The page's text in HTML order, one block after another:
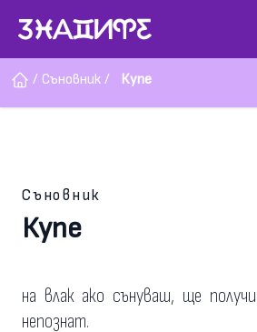
/ Съновник / Купе
Съновник
Купе
на влак ако сънуваш, ще
непознат.